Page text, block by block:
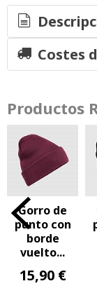
Costes
Productos
Gorro de
punto con
borde
vuelto...
15,90 €